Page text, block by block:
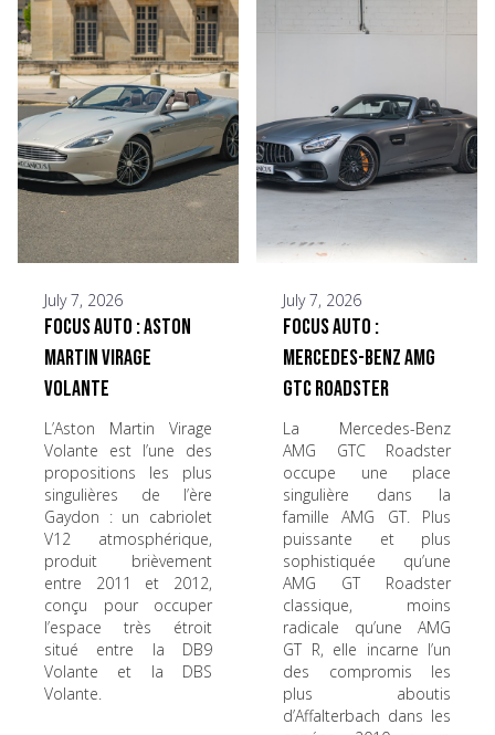
July 7, 2026
Focus Auto : Aston
Martin Virage
Volante
L’Aston Martin Virage
Volante est l’une des
propositions les plus
singulières de l’ère
Gaydon : un cabriolet
V12 atmosphérique,
produit brièvement
entre 2011 et 2012,
conçu pour occuper
l’espace très étroit
situé entre la DB9
Volante et la DBS
Volante.
July 7, 2026
Focus Auto :
Mercedes-Benz AMG
GTC Roadster
La Mercedes-Benz
AMG GTC Roadster
occupe une place
singulière dans la
famille AMG GT. Plus
puissante et plus
sophistiquée qu’une
AMG GT Roadster
classique, moins
radicale qu’une AMG
GT R, elle incarne l’un
des compromis les
plus aboutis
d’Affalterbach dans les